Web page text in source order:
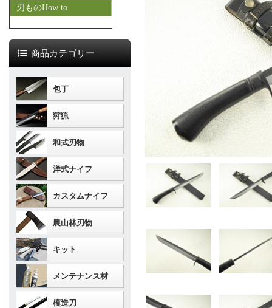
刃ものHow to
商品カテゴリー
包丁
狩猟
和式刃物
洋式ナイフ
カスタムナイフ
農山林刃物
キット
メンテナンス材
模造刀